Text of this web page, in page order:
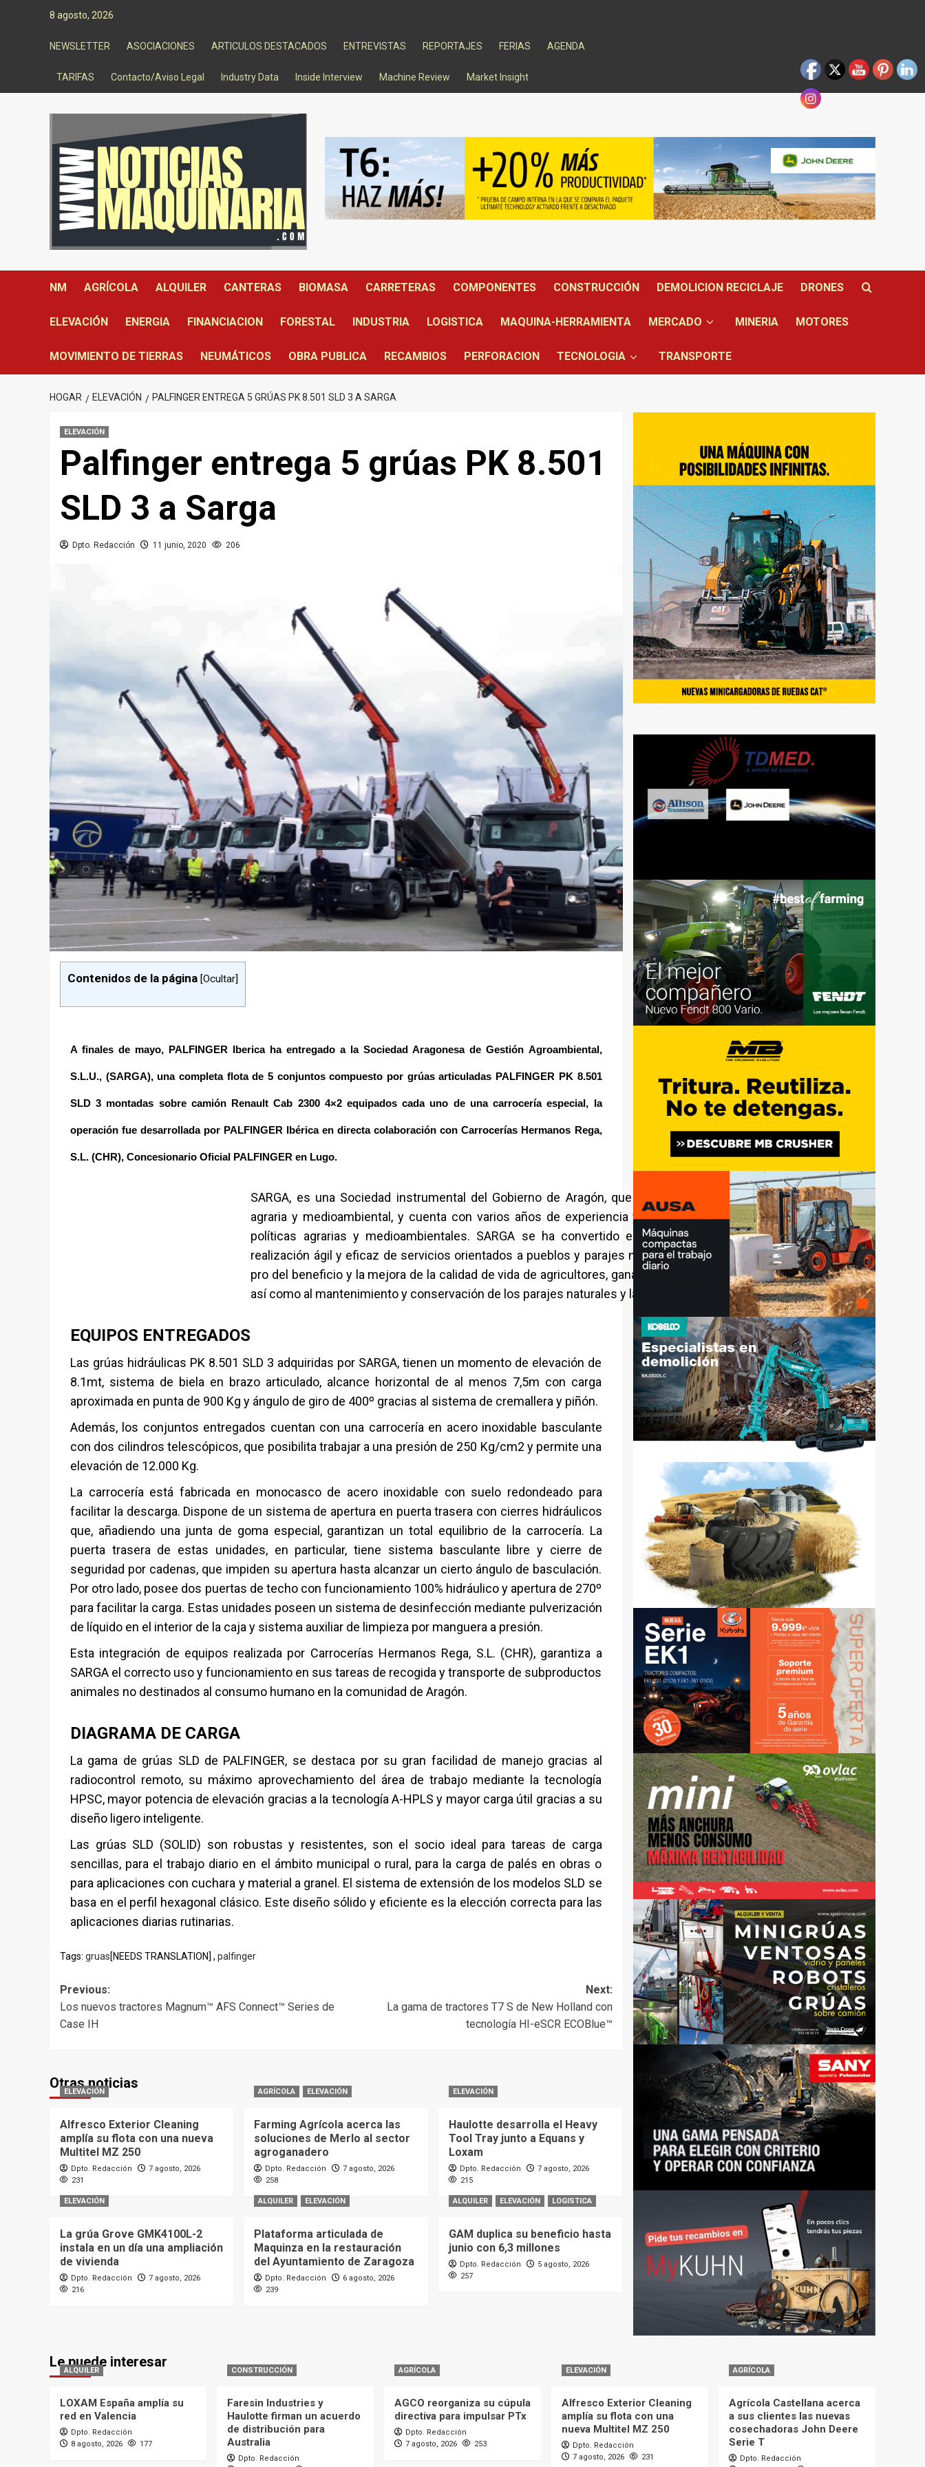
8 agosto, 2026
NEWSLETTER ASOCIACIONES ARTICULOS DESTACADOS ENTREVISTAS REPORTAJES FERIAS AGENDA
TARIFAS Contacto/Aviso Legal Industry Data Inside Interview Machine Review Market Insight
NM AGRÍCOLA ALQUILER CANTERAS BIOMASA CARRETERAS COMPONENTES CONSTRUCCIÓN DEMOLICION RECICLAJE DRONES
ELEVACIÓN ENERGIA FINANCIACION FORESTAL INDUSTRIA LOGISTICA MAQUINA-HERRAMIENTA MERCADO MINERIA MOTORES
MOVIMIENTO DE TIERRAS NEUMÁTICOS OBRA PUBLICA RECAMBIOS PERFORACION TECNOLOGIA TRANSPORTE
HOGAR ELEVACIÓN PALFINGER ENTREGA 5 GRÚAS PK 8.501 SLD 3 A SARGA
ELEVACIÓN
Palfinger entrega 5 grúas PK 8.501
SLD 3 a Sarga
Dpto. Redacción 11 junio, 2020 206
Contenidos de la página [Ocultar]
A finales de mayo, PALFINGER Iberica ha entregado a la Sociedad Aragonesa de Gestión Agroambiental,
S.L.U., (SARGA), una completa flota de 5 conjuntos compuesto por grúas articuladas PALFINGER PK 8.501
SLD 3 montadas sobre camión Renault Cab 2300 4×2equipados cada uno de una carrocería especial, la
operación fue desarrollada por PALFINGER Ibérica en directa colaboración con Carrocerías Hermanos Rega,
S.L. (CHR), Concesionario Oficial PALFINGER en Lugo.
SARGA, es una Sociedad instrumental del Gobierno de Aragón, que se especializa en materia
agraria y medioambiental, y cuenta con varios años de experiencia y trabajo al servicio de las
políticas agrarias y medioambientales. SARGA se ha convertido en herramienta clave en la
realización ágil y eficaz de servicios orientados a pueblos y parajes naturales. SARGA trabaja en
pro del beneficio y la mejora de la calidad de vida de agricultores, ganaderos y habitantes rurales,
así como al mantenimiento y conservación de los parajes naturales y la riqueza floral y faunística.
EQUIPOS ENTREGADOS
Las grúas hidráulicas PK 8.501 SLD 3 adquiridas por SARGA, tienen un momento de elevación de
8.1mt, sistema de biela en brazo articulado, alcance horizontal de al menos 7,5m con carga
aproximada en punta de 900 Kg y ángulo de giro de 400º gracias al sistema de cremallera y piñón.
Además, los conjuntos entregados cuentan con una carrocería en acero inoxidable basculante
con dos cilindros telescópicos, que posibilita trabajar a una presión de 250 Kg/cm2 y permite una
elevación de 12.000 Kg.
La carrocería está fabricada en monocasco de acero inoxidable con suelo redondeado para
facilitar la descarga. Dispone de un sistema de apertura en puerta trasera con cierres hidráulicos
que, añadiendo una junta de goma especial, garantizan un total equilibrio de la carrocería. La
puerta trasera de estas unidades, en particular, tiene sistema basculante libre y cierre de
seguridad por cadenas, que impiden su apertura hasta alcanzar un cierto ángulo de basculación.
Por otro lado, posee dos puertas de techo con funcionamiento 100% hidráulico y apertura de 270º
para facilitar la carga. Estas unidades poseen un sistema de desinfección mediante pulverización
de líquido en el interior de la caja y sistema auxiliar de limpieza por manguera a presión.
Esta integración de equipos realizada por Carrocerías Hermanos Rega, S.L. (CHR), garantiza a
SARGA el correcto uso y funcionamiento en sus tareas de recogida y transporte de subproductos
animales no destinados al consumo humano en la comunidad de Aragón.
DIAGRAMA DE CARGA
La gama de grúas SLD de PALFINGER, se destaca por su gran facilidad de manejo gracias al
radiocontrol remoto, su máximo aprovechamiento del área de trabajo mediante la tecnología
HPSC, mayor potencia de elevación gracias a la tecnología A-HPLS y mayor carga útil gracias a su
diseño ligero inteligente.
Las grúas SLD (SOLID) son robustas y resistentes, son el socio ideal para tareas de carga
sencillas, para el trabajo diario en el ámbito municipal o rural, para la carga de palés en obras o
para aplicaciones con cuchara y material a granel. El sistema de extensión de los modelos SLD se
basa en el perfil hexagonal clásico. Este diseño sólido y eficiente es la elección correcta para las
aplicaciones diarias rutinarias.
Tags: gruas[NEEDS TRANSLATION] , palfinger
Post
navigation
Previous:
Los nuevos tractores Magnum™ AFS Connect™ Series de
Case IH
Next:
La gama de tractores T7 S de New Holland con
tecnología HI-eSCR ECOBlue™
Otras noticias
ELEVACIÓN
Alfresco Exterior Cleaning
amplía su flota con una nueva
Multitel MZ 250
Dpto. Redacción
7 agosto, 2026
231
AGRÍCOLA ELEVACIÓN
Farming Agrícola acerca las
soluciones de Merlo al sector
agroganadero
Dpto. Redacción
7 agosto, 2026
258
ELEVACIÓN
Haulotte desarrolla el Heavy
Tool Tray junto a Equans y
Loxam
Dpto. Redacción
7 agosto, 2026
215
ELEVACIÓN
La grúa Grove GMK4100L-2
instala en un día una ampliación
de vivienda
Dpto. Redacción
7 agosto, 2026
216
ALQUILER ELEVACIÓN
Plataforma articulada de
Maquinza en la restauración
del Ayuntamiento de Zaragoza
Dpto. Redacción
6 agosto, 2026
239
ALQUILER ELEVACIÓN LOGISTICA
GAM duplica su beneficio hasta
junio con 6,3 millones
Dpto. Redacción
5 agosto, 2026
257
Le puede interesar
ALQUILER
LOXAM España amplía su
red en Valencia
Dpto. Redacción
8 agosto, 2026
177
CONSTRUCCIÓN
Faresin Industries y
Haulotte firman un acuerdo
de distribución para
Australia
Dpto. Redacción
AGRÍCOLA
AGCO reorganiza su cúpula
directiva para impulsar PTx
Dpto. Redacción
7 agosto, 2026
253
ELEVACIÓN
Alfresco Exterior Cleaning
amplía su flota con una
nueva Multitel MZ 250
Dpto. Redacción
7 agosto, 2026
231
AGRÍCOLA
Agrícola Castellana acerca
a sus clientes las nuevas
cosechadoras John Deere
Serie T
Dpto. Redacción